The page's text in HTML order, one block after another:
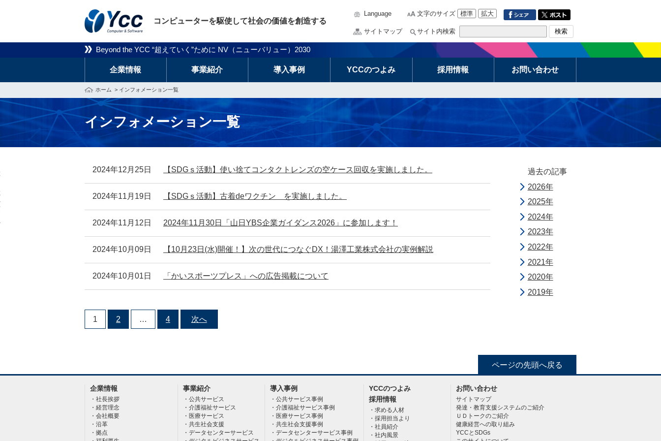
コンピューターを駆使して社会の価値を創造する
Language 文字のサイズ 標準 拡大
サイトマップ サイト内検索 検索
Beyond the YCC “超えていく”ために NV（ニューバリュー）2030
企業情報 事業紹介 導入事例 YCCのつよみ 採用情報 お問い合わせ
ホーム > インフォメーション一覧
インフォメーション一覧
か
本
文
す
2024年12月25日 【SDGｓ活動】使い捨てコンタクトレンズの空ケース回収を実施しました。
2024年11月19日 【SDGｓ活動】古着deワクチン を実施しました。
2024年11月12日 2024年11月30日「山日YBS企業ガイダンス2026」に参加します！
2024年10月09日 【10月23日(水)開催！】次の世代につなぐDX！湯澤工業株式会社の実例解説
2024年10月01日 「かいスポーツプレス」への広告掲載について
1 2 … 4 次へ
過去の記事
2026年
2025年
2024年
2023年
2022年
2021年
2020年
2019年
ページの先頭へ戻る
企業情報
社長挨拶
経営理念
会社概要
沿革
拠点
事業紹介
公共サービス
介護福祉サービス
医療サービス
共生社会支援
データセンターサービス
導入事例
公共サービス事例
介護福祉サービス事例
医療サービス事例
共生社会支援事例
データセンターサービス事例
YCCのつよみ
採用情報
求める人材
採用担当より
社員紹介
社内風景
お問い合わせ
サイトマップ
発達・教育支援システムのご紹介
ＵＤトークのご紹介
健康経営への取り組み
YCCとSDGs